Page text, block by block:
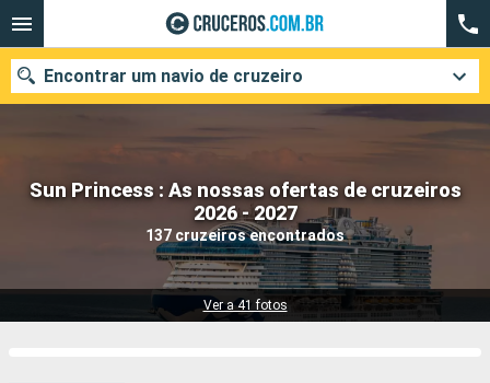
Sun Princess : As nossas ofertas de cruzeiros
2026 - 2027
137 cruzeiros encontrados
Ver a 41 fotos
Encontrar um navio de cruzeiro
Quando ir?
Data de partida
Companhias